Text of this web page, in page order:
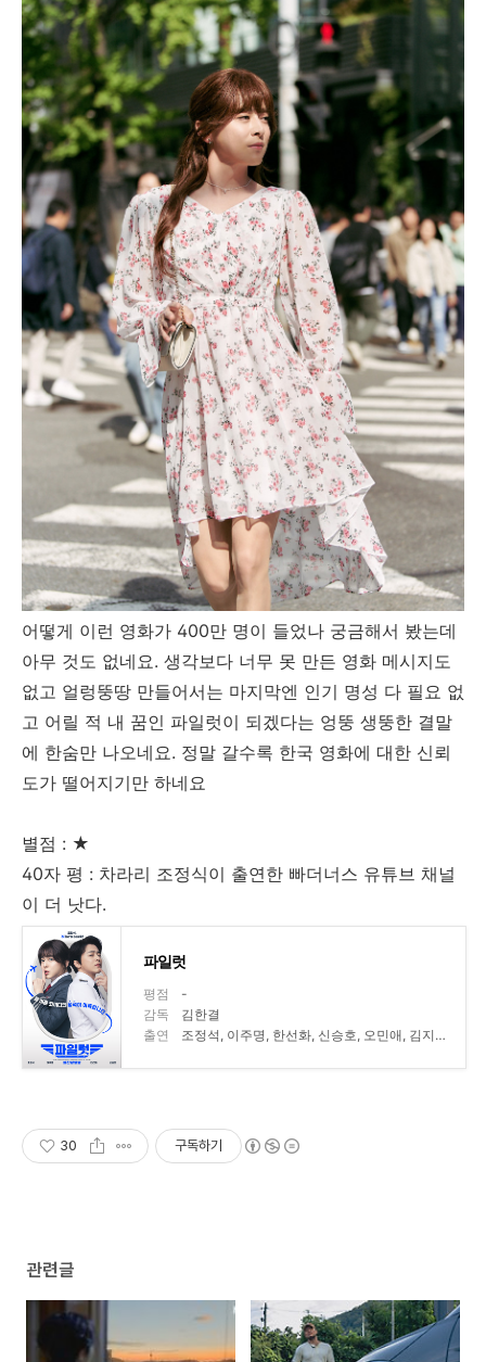
어떻게 이런 영화가 400만 명이 들었나 궁금해서 봤는데
아무 것도 없네요. 생각보다 너무 못 만든 영화 메시지도
없고 얼렁뚱땅 만들어서는 마지막엔 인기 명성 다 필요 없
고 어릴 적 내 꿈인 파일럿이 되겠다는 엉뚱 생뚱한 결말
에 한숨만 나오네요. 정말 갈수록 한국 영화에 대한 신뢰
도가 떨어지기만 하네요
별점 : ★
40자 평 : 차라리 조정식이 출연한 빠더너스 유튜브 채널
이 더 낫다.
파일럿
평점
-
감독
김한결
출연
조정석, 이주명, 한선화, 신승호, 오민애, 김지현, 서재희, 박다온, 현봉식, 서현철, 유재석, 조세호, 강하늘, 문상훈, 이시언, 차희, 최필상, 서명찬, 은정완, 유인혜, 남현우, 임세인, 이수미, 조주경, 오태은, 유형준, 윤수혁, 김사랑, 조승구, 김문희, 김지오, 나현우, 한사명, 송훈, 천윤경, 민영, 김승비, 한주아, 진한서, 박제린, 김대근, 김영수, 이시안, 최혁, 김민수, 강경우, 김관혁, 성충모, 박미라, 백성욱
30 구독하기
관련글